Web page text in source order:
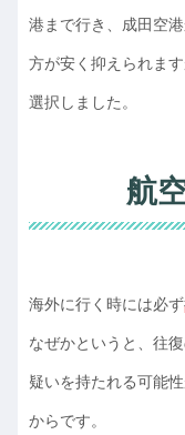
港まで行き、成田空
方が安く抑えられま
選択しました。
航
海外に行く時には必ず
なぜかというと、往
疑いを持たれる可能
からです。